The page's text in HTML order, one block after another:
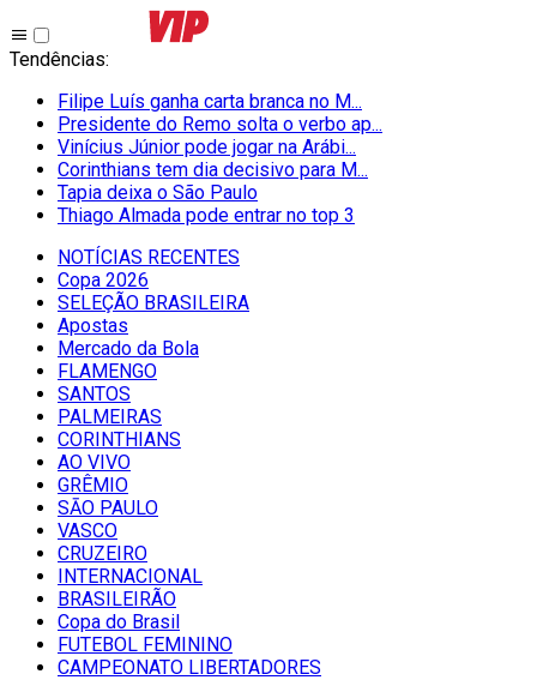
Tendências:
Filipe Luís ganha carta branca no M...
Presidente do Remo solta o verbo ap...
Vinícius Júnior pode jogar na Arábi...
Corinthians tem dia decisivo para M...
Tapia deixa o São Paulo
Thiago Almada pode entrar no top 3
NOTÍCIAS RECENTES
Copa 2026
SELEÇÃO BRASILEIRA
Apostas
Mercado da Bola
FLAMENGO
SANTOS
PALMEIRAS
CORINTHIANS
AO VIVO
GRÊMIO
SĀO PAULO
VASCO
CRUZEIRO
INTERNACIONAL
BRASILEIRÃO
Copa do Brasil
FUTEBOL FEMININO
CAMPEONATO LIBERTADORES